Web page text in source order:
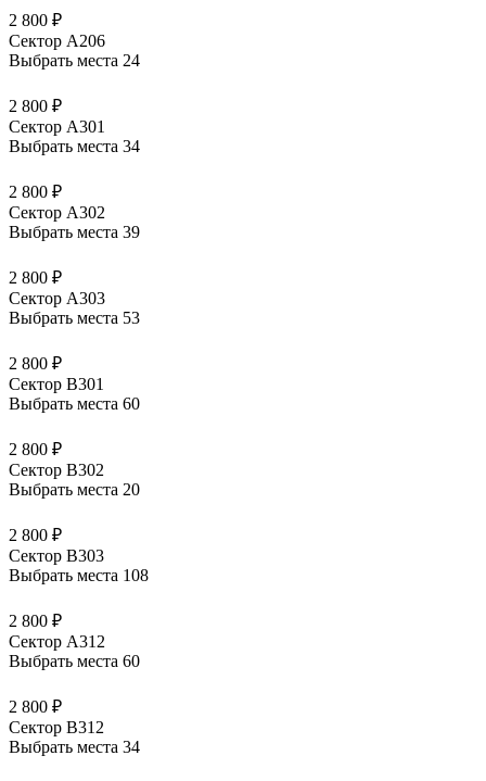
2 800 ₽
Сектор А206
Выбрать места 24
2 800 ₽
Сектор А301
Выбрать места 34
2 800 ₽
Сектор А302
Выбрать места 39
2 800 ₽
Сектор А303
Выбрать места 53
2 800 ₽
Сектор В301
Выбрать места 60
2 800 ₽
Сектор В302
Выбрать места 20
2 800 ₽
Сектор В303
Выбрать места 108
2 800 ₽
Сектор А312
Выбрать места 60
2 800 ₽
Сектор В312
Выбрать места 34